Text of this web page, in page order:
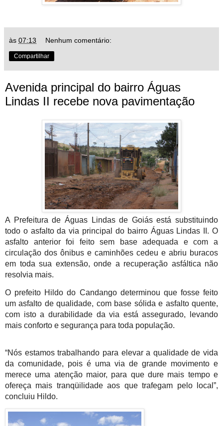
às 07:13 Nenhum comentário:
Compartilhar
Avenida principal do bairro Águas
Lindas II recebe nova pavimentação
A Prefeitura de Águas Lindas de Goiás está substituindo
todo o asfalto da via principal do bairro Águas Lindas II. O
asfalto anterior foi feito sem base adequada e com a
circulação dos ônibus e caminhões cedeu e abriu buracos
em toda sua extensão, onde a recuperação asfáltica não
resolvia mais.
O prefeito Hildo do Candango determinou que fosse feito
um asfalto de qualidade, com base sólida e asfalto quente,
com isto a durabilidade da via está assegurado, levando
mais conforto e segurança para toda população.
“Nós estamos trabalhando para elevar a qualidade de vida
da comunidade, pois é uma via de grande movimento e
merece uma atenção maior, para que dure mais tempo e
ofereça mais tranqüilidade aos que trafegam pelo local”,
concluiu Hildo.